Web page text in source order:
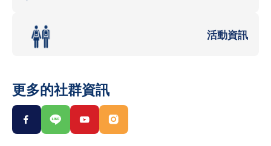
活動資訊
更多的社群資訊